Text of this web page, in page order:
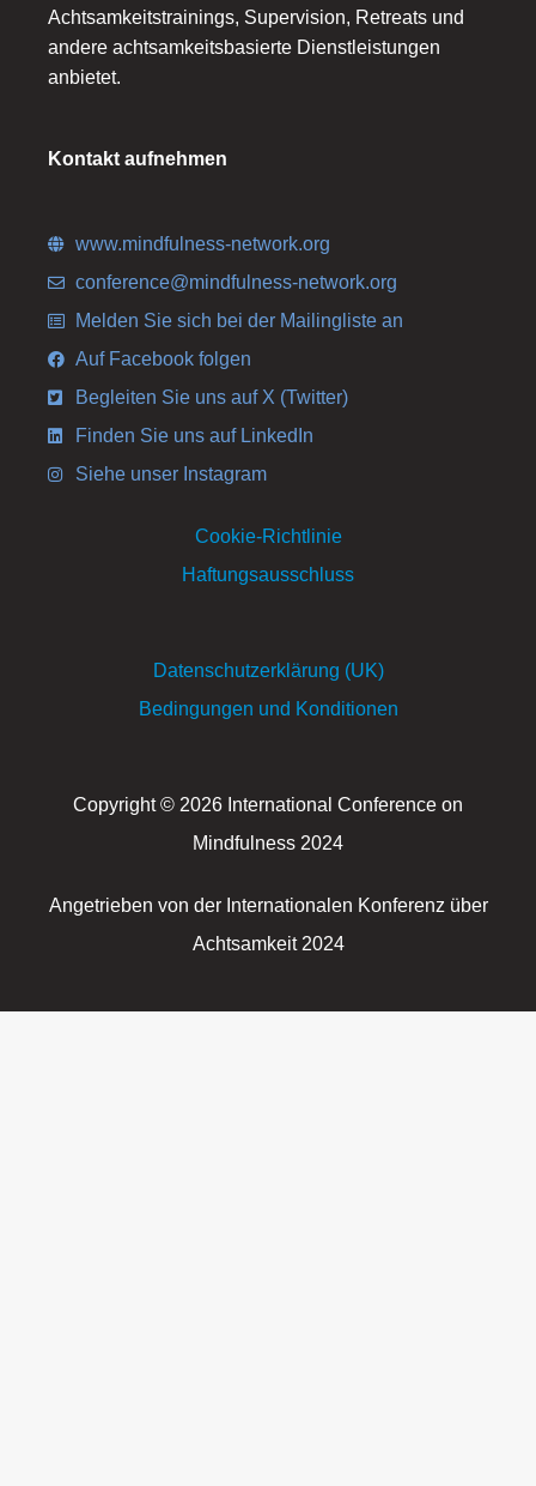
Achtsamkeitstrainings, Supervision, Retreats und
andere achtsamkeitsbasierte Dienstleistungen
anbietet.
Kontakt aufnehmen
www.mindfulness-network.org
conference@mindfulness-network.org
Melden Sie sich bei der Mailingliste an
Auf Facebook folgen
Begleiten Sie uns auf X (Twitter)
Finden Sie uns auf LinkedIn
Siehe unser Instagram
Cookie-Richtlinie
Haftungsausschluss
Datenschutzerklärung (UK)
Bedingungen und Konditionen
Copyright © 2026 International Conference on
Mindfulness 2024
Angetrieben von der Internationalen Konferenz über
Achtsamkeit 2024